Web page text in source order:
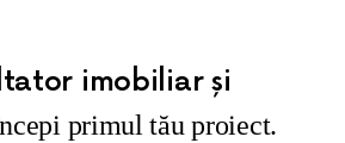
imobiliar și
primul tău proiect.